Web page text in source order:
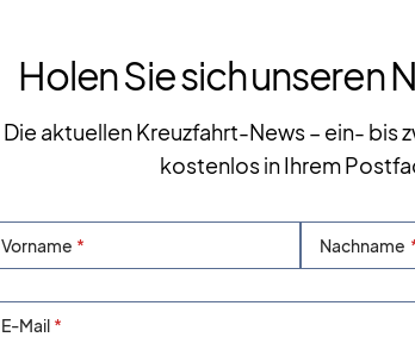
Holen Sie sich unseren
Die aktuellen Kreuzfahrt-News – ein- bis
kostenlos in Ihrem
Vorname Nachname
E-Mail